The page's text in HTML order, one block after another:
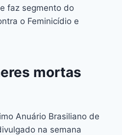
faz segmento do
o Feminicídio e
mortas
Anuário Brasiliano de
na semana